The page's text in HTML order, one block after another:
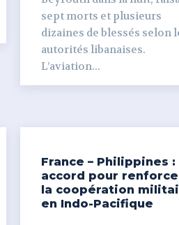
sept morts et plusieurs
dizaines de blessés selon
autorités libanaises.
L’aviation...
France – Philippines :
accord pour
la coopération
en Indo-Pacifique